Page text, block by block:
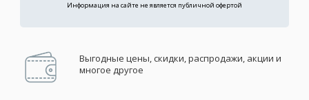
Информация на сайте не является публичной офертой
Выгодные цены, скидки, распродажи, акции и
многое другое